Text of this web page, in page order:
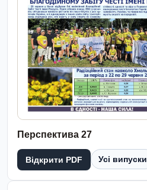
Перспектива 27
Відкрити PDF Усі випуски